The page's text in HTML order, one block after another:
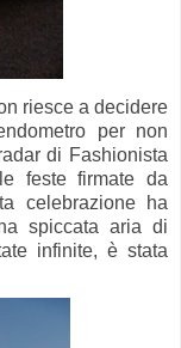
riesce a decidere
per non
di Fashionista
feste firmate da
celebrazione ha
spiccata aria di
infinite, è stata